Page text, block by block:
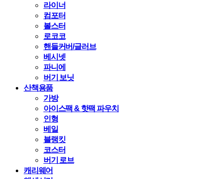
라이너
컴포터
볼스터
로코코
핸들커버/글러브
베시넷
파니에
버기 보닛
산책용품
가방
아이스팩 & 핫팩 파우치
인형
베일
블랭킷
코스터
버기 로브
캐리웨어